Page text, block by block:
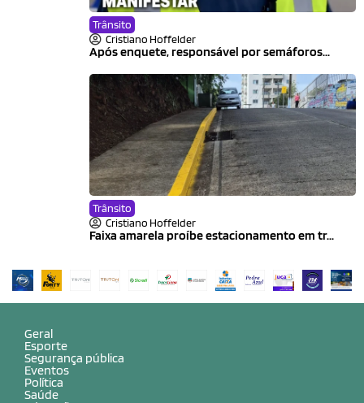
Trânsito
Cristiano Hoffelder
Após enquete, responsável por semáforos...
Trânsito
Cristiano Hoffelder
Faixa amarela proíbe estacionamento em tr...
Geral
Esporte
Segurança pública
Eventos
Política
Saúde